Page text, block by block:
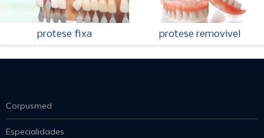
protese fixa protese removivel
Corpusmed
Especialidades